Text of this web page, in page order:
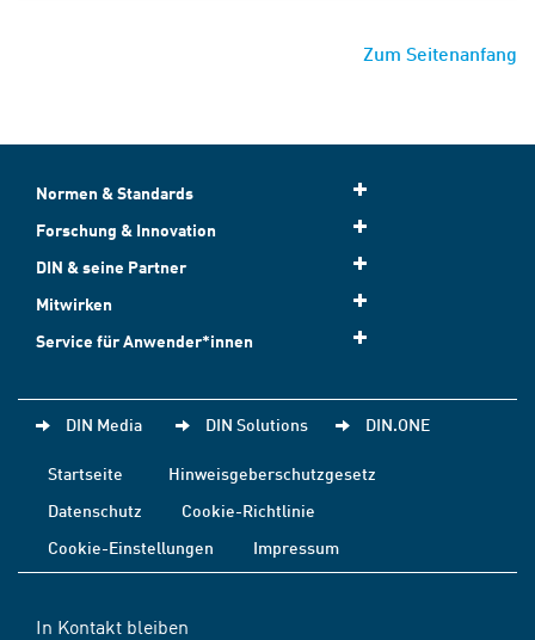
Zum Seitenanfang
Normen & Standards
Forschung & Innovation
DIN & seine Partner
Mitwirken
Service für Anwender*innen
DIN Media DIN Solutions DIN.ONE
Startseite
Hinweisgeberschutzgesetz
Datenschutz
Cookie-Richtlinie
Cookie-Einstellungen
Impressum
In Kontakt bleiben